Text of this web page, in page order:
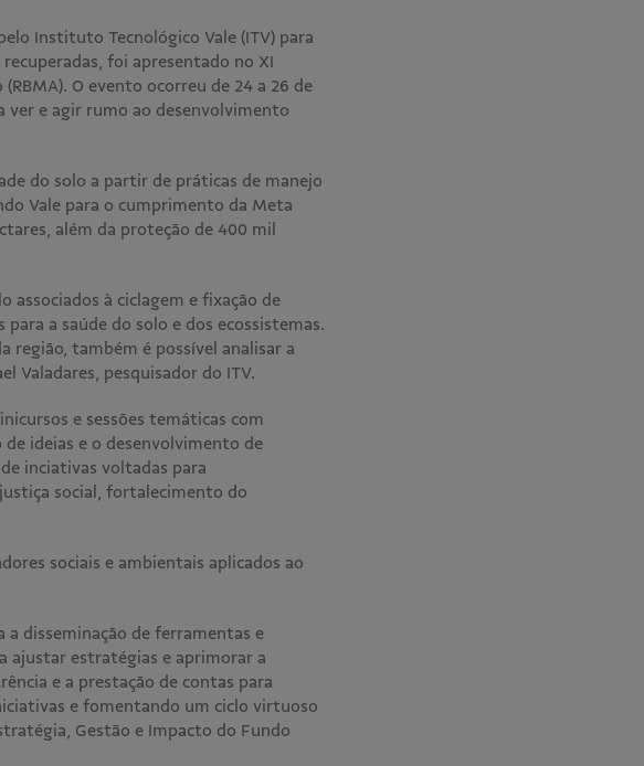
Instituto Tecnológico Vale (ITV) para
foi apresentado no XI
O evento ocorreu de 24 a 26 de
ver e agir rumo ao desenvolvimento
do solo a partir de práticas de manejo
Vale para o cumprimento da Meta
além da proteção de 400 mil
associados à ciclagem e fixação de
a saúde do solo e dos ecossistemas.
região, também é possível analisar a
Valadares, pesquisador do ITV.
e sessões temáticas com
ideias e o desenvolvimento de
inciativas voltadas para
social, fortalecimento do
sociais e ambientais aplicados ao
a disseminação de ferramentas e
ajustar estratégias e aprimorar a
e a prestação de contas para
e fomentando um ciclo virtuoso
Gestão e Impacto do Fundo